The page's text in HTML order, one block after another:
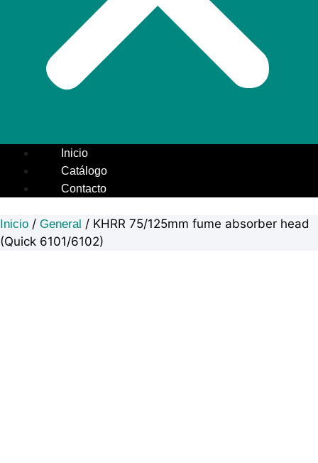
Inicio
Catálogo
Contacto
Inicio / General / KHRR 75/125mm fume absorber head
(Quick 6101/6102)